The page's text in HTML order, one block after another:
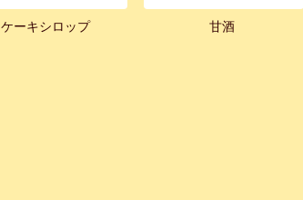
ケーキシロップ 甘酒